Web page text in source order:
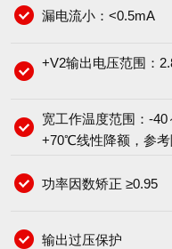
漏电流小：<0.5mA
+V2输出电压范围：
宽工作温度范围：-
+70℃线性降额，参
功率因数矫正 ≥0.95
输出过压保护